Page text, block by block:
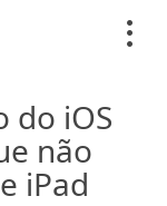
do iOS
não
iPad